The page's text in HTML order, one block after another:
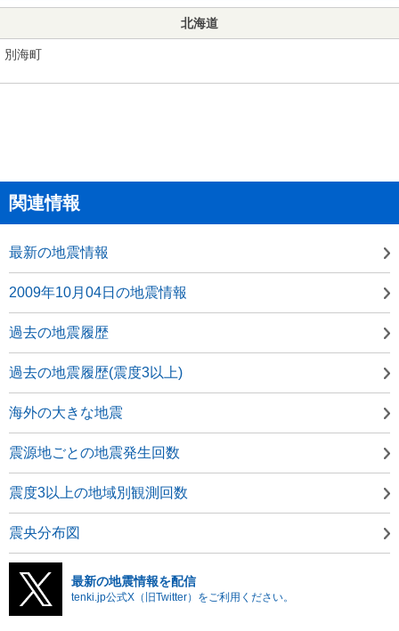
北海道
別海町
関連情報
最新の地震情報
2009年10月04日の地震情報
過去の地震履歴
過去の地震履歴(震度3以上)
海外の大きな地震
震源地ごとの地震発生回数
震度3以上の地域別観測回数
震央分布図
最新の地震情報を配信
tenki.jp公式X（旧Twitter）をご利用ください。